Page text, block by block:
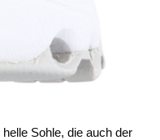
Sohle, die auch der